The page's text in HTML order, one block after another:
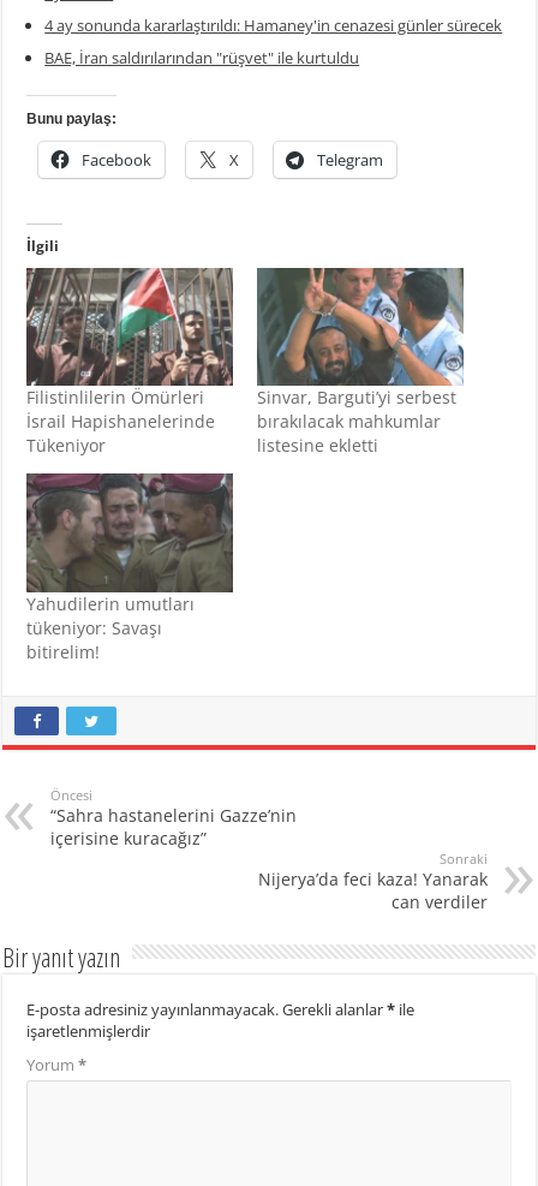
4 ay sonunda kararlaştırıldı: Hamaney'in cenazesi günler sürecek
BAE, İran saldırılarından "rüşvet" ile kurtuldu
Bunu paylaş:
Facebook X Telegram
İlgili
Filistinlilerin Ömürleri
İsrail Hapishanelerinde
Tükeniyor
Sinvar, Barguti’yi serbest
bırakılacak mahkumlar
listesine ekletti
Yahudilerin umutları
tükeniyor: Savaşı
bitirelim!
Öncesi
“Sahra hastanelerini Gazze’nin
içerisine kuracağız”
Sonraki
Nijerya’da feci kaza! Yanarak
can verdiler
Bir yanıt yazın
E-posta adresiniz yayınlanmayacak.Gerekli alanlar* ile
işaretlenmişlerdir
Yorum*